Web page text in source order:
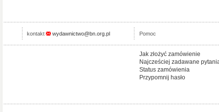
kontakt wydawnictwo@bn.org.pl Pomoc
Jak złożyć zamówienie
Najcześciej zadawane
Status zamówienia
Przypomnij hasło